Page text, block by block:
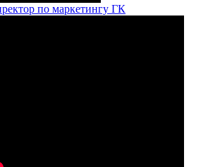
по маркетингу ГК